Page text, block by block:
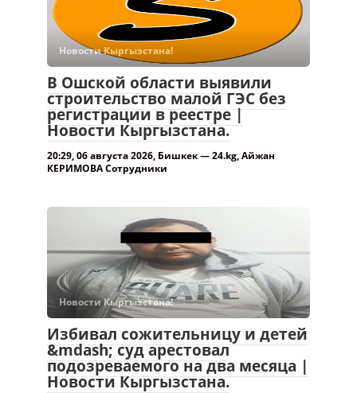
Новости Кыргызстана!
В Ошской области выявили
строительство малой ГЭС без
регистрации в реестре |
Новости Кыргызстана.
20:29, 06 августа 2026, Бишкек — 24.kg, Айжан
КЕРИМОВА Сотрудники
Новости Кыргызстана!
Избивал сожительницу и детей
&mdash; суд арестовал
подозреваемого на два месяца |
Новости Кыргызстана.